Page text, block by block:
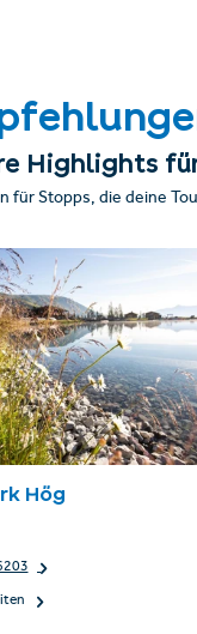
Highlights
für Stopps, die deine
Hög